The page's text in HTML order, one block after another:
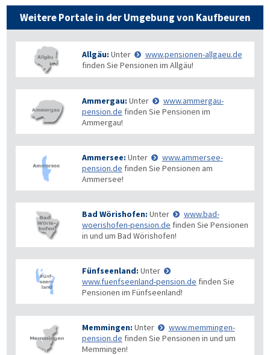
Weitere Portale in der Umgebung von Kaufbeuren
Allgäu: Unter
www.pensionen-allgaeu.de
finden Sie Pensionen im Allgäu!
Ammergau: Unter
www.ammergau-
pension.de finden Sie Pensionen im
Ammergau!
Ammersee: Unter
www.ammersee-
pension.de finden Sie Pensionen am
Ammersee!
Bad Wörishofen: Unter
www.bad-
woerishofen-pension.de finden Sie Pensionen
in und um Bad Wörishofen!
Fünfseenland: Unter
www.fuenfseenland-pension.de finden Sie
Pensionen im Fünfseenland!
Memmingen: Unter
www.memmingen-
pension.de finden Sie Pensionen in und um
Memmingen!